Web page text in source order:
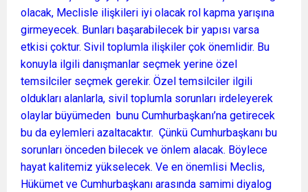
olacak, Meclisle ilişkileri iyi olacak rol kapma yarışına
girmeyecek. Bunları başarabilecek bir yapısı varsa
etkisi çoktur. Sivil toplumla ilişkiler çok önemlidir. Bu
konuyla ilgili danışmanlar seçmek yerine özel
temsilciler seçmek gerekir. Özel temsilciler ilgili
oldukları alanlarla, sivil toplumla sorunları irdeleyerek
olaylar büyümeden bunu Cumhurbaşkanı’na getirecek
bu da eylemleri azaltacaktır. Çünkü Cumhurbaşkanı bu
sorunları önceden bilecek ve önlem alacak. Böylece
hayat kalitemiz yükselecek. Ve en önemlisi Meclis,
Hükümet ve Cumhurbaşkanı arasında samimi diyalog